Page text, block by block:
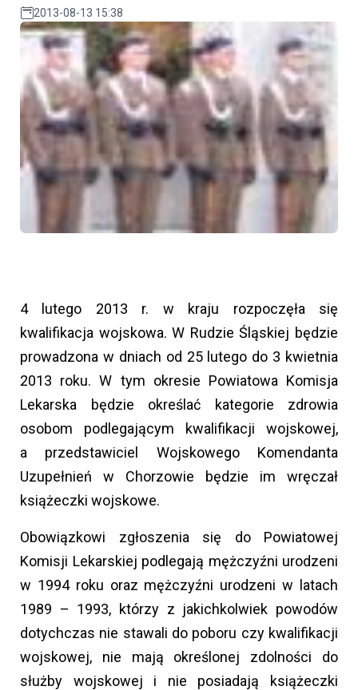
2013-08-13 15:38
4 lutego 2013 r. w kraju rozpoczęła się
kwalifikacja wojskowa. W Rudzie Śląskiej będzie
prowadzona w dniach od 25 lutego do 3 kwietnia
2013 roku. W tym okresie Powiatowa Komisja
Lekarska będzie określać kategorie zdrowia
osobom podlegającym kwalifikacji wojskowej,
a przedstawiciel Wojskowego Komendanta
Uzupełnień w Chorzowie będzie im wręczał
książeczki wojskowe.
Obowiązkowi zgłoszenia się do Powiatowej
Komisji Lekarskiej podlegają mężczyźni urodzeni
w 1994 roku oraz mężczyźni urodzeni w latach
1989 – 1993, którzy z jakichkolwiek powodów
dotychczas nie stawali do poboru czy kwalifikacji
wojskowej, nie mają określonej zdolności do
służby wojskowej i nie posiadają książeczki